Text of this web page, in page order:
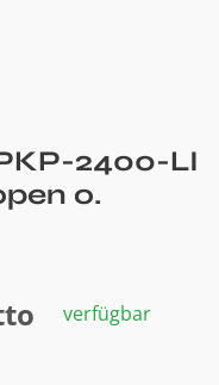
2400-LI
o.
verfügbar